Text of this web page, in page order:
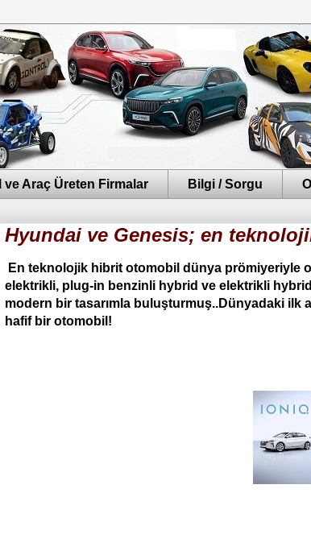
Araç Üreten Firmalar Bilgi / Sorgu
Hyundai ve Genesis; en
En teknolojik hibrit otomobil dünya prömiyeriyle
elektrikli, plug-in benzinli hybrid ve elektrikli
modern bir tasarımla buluşturmuş..Dünyadaki ilk
hafif bir otomobil!